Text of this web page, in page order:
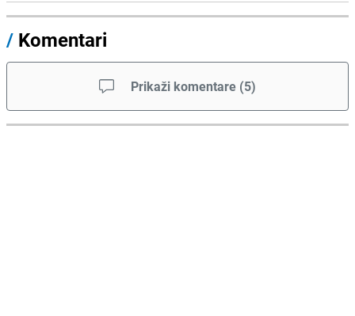
/ Komentari
Prikaži komentare (5)